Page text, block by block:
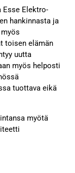
Elektro-
hankinnasta ja
toisen elämän
uutta
myös helposti
tuottava eikä
myötä